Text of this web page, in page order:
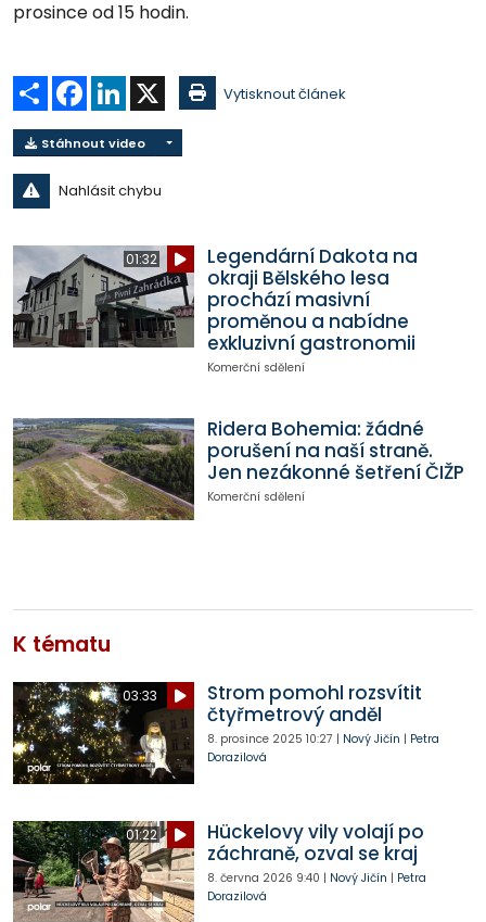
prosince od 15 hodin.
Sdílet Facebook
LinkedIn Vytisknout článek
Stáhnout video
Nahlásit chybu
01:32
Legendární Dakota na
okraji Bělského lesa
prochází masivní
proměnou a nabídne
exkluzivní gastronomii
Komerční sdělení
Ridera Bohemia: žádné
porušení na naší straně.
Jen nezákonné šetření ČIŽP
Komerční sdělení
K tématu
03:33
Strom pomohl rozsvítit
čtyřmetrový anděl
8. prosince 2025 10:27 | Nový Jičín | Petra
Dorazilová
01:22
Hückelovy vily volají po
záchraně, ozval se kraj
8. června 2026 9:40 | Nový Jičín | Petra
Dorazilová